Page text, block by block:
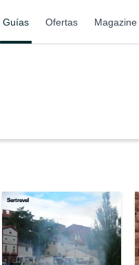
Guías Ofertas Magazine
Sertrevel